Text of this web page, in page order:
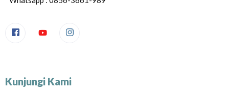
Kunjungi Kami